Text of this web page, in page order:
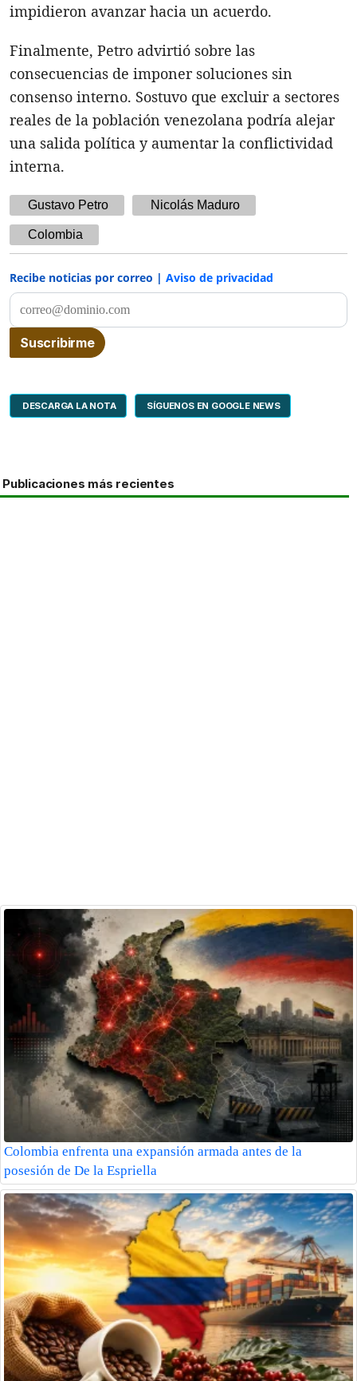
impidieron avanzar hacia un acuerdo.
Finalmente, Petro advirtió sobre las
consecuencias de imponer soluciones sin
consenso interno. Sostuvo que excluir a sectores
reales de la población venezolana podría alejar
una salida política y aumentar la conflictividad
interna.
Gustavo Petro Nicolás Maduro
Colombia
Recibe noticias por correo | Aviso de privacidad
DESCARGA LA NOTA SÍGUENOS EN GOOGLE NEWS
Publicaciones más recientes
Colombia enfrenta una expansión armada antes de la
posesión de De la Espriella